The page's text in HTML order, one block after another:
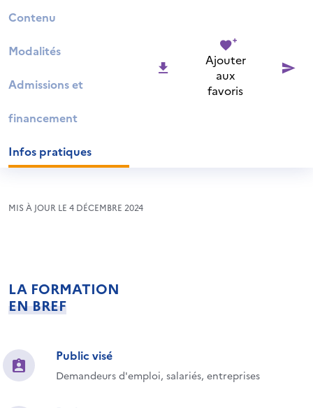
Contenu
Modalités
Admissions et
financement
Infos pratiques
Ajouter
aux
favoris
MIS À JOUR LE 4 DÉCEMBRE 2024
LA FORMATION
EN BREF
Public visé
Demandeurs d'emploi, salariés, entreprises